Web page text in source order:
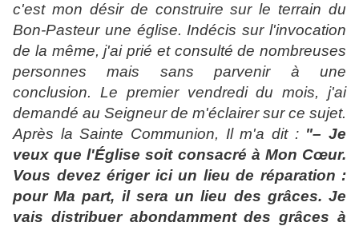
c'est mon désir de construire sur le terrain du
Bon-Pasteur une église. Indécis sur l'invocation
de la même, j'ai prié et consulté de nombreuses
personnes mais sans parvenir à une
conclusion. Le premier vendredi du mois, j'ai
demandé au Seigneur de m'éclairer sur ce sujet.
Après la Sainte Communion, Il m'a dit : "– Je
veux que l'Église soit consacré à Mon Cœur.
Vous devez ériger ici un lieu de réparation :
pour Ma part, il sera un lieu des grâces. Je
vais distribuer abondamment des grâces à